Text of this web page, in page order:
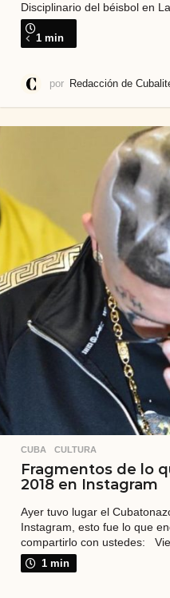
Disciplinario del béisbol en
1 min
por Redacción de
CUBA ,CULTURA
Fragmentos de lo
2018 en Instagram
Ayer tuvo lugar el
Instagram, esto fue lo que
compartirlo con ustedes:
1 min